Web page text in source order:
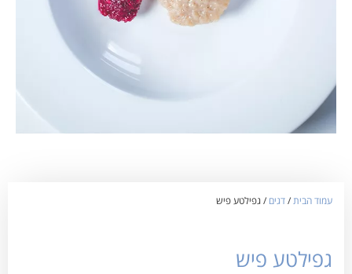
עמוד הבית/דגים / גפילטע פיש
גפילטע פיש